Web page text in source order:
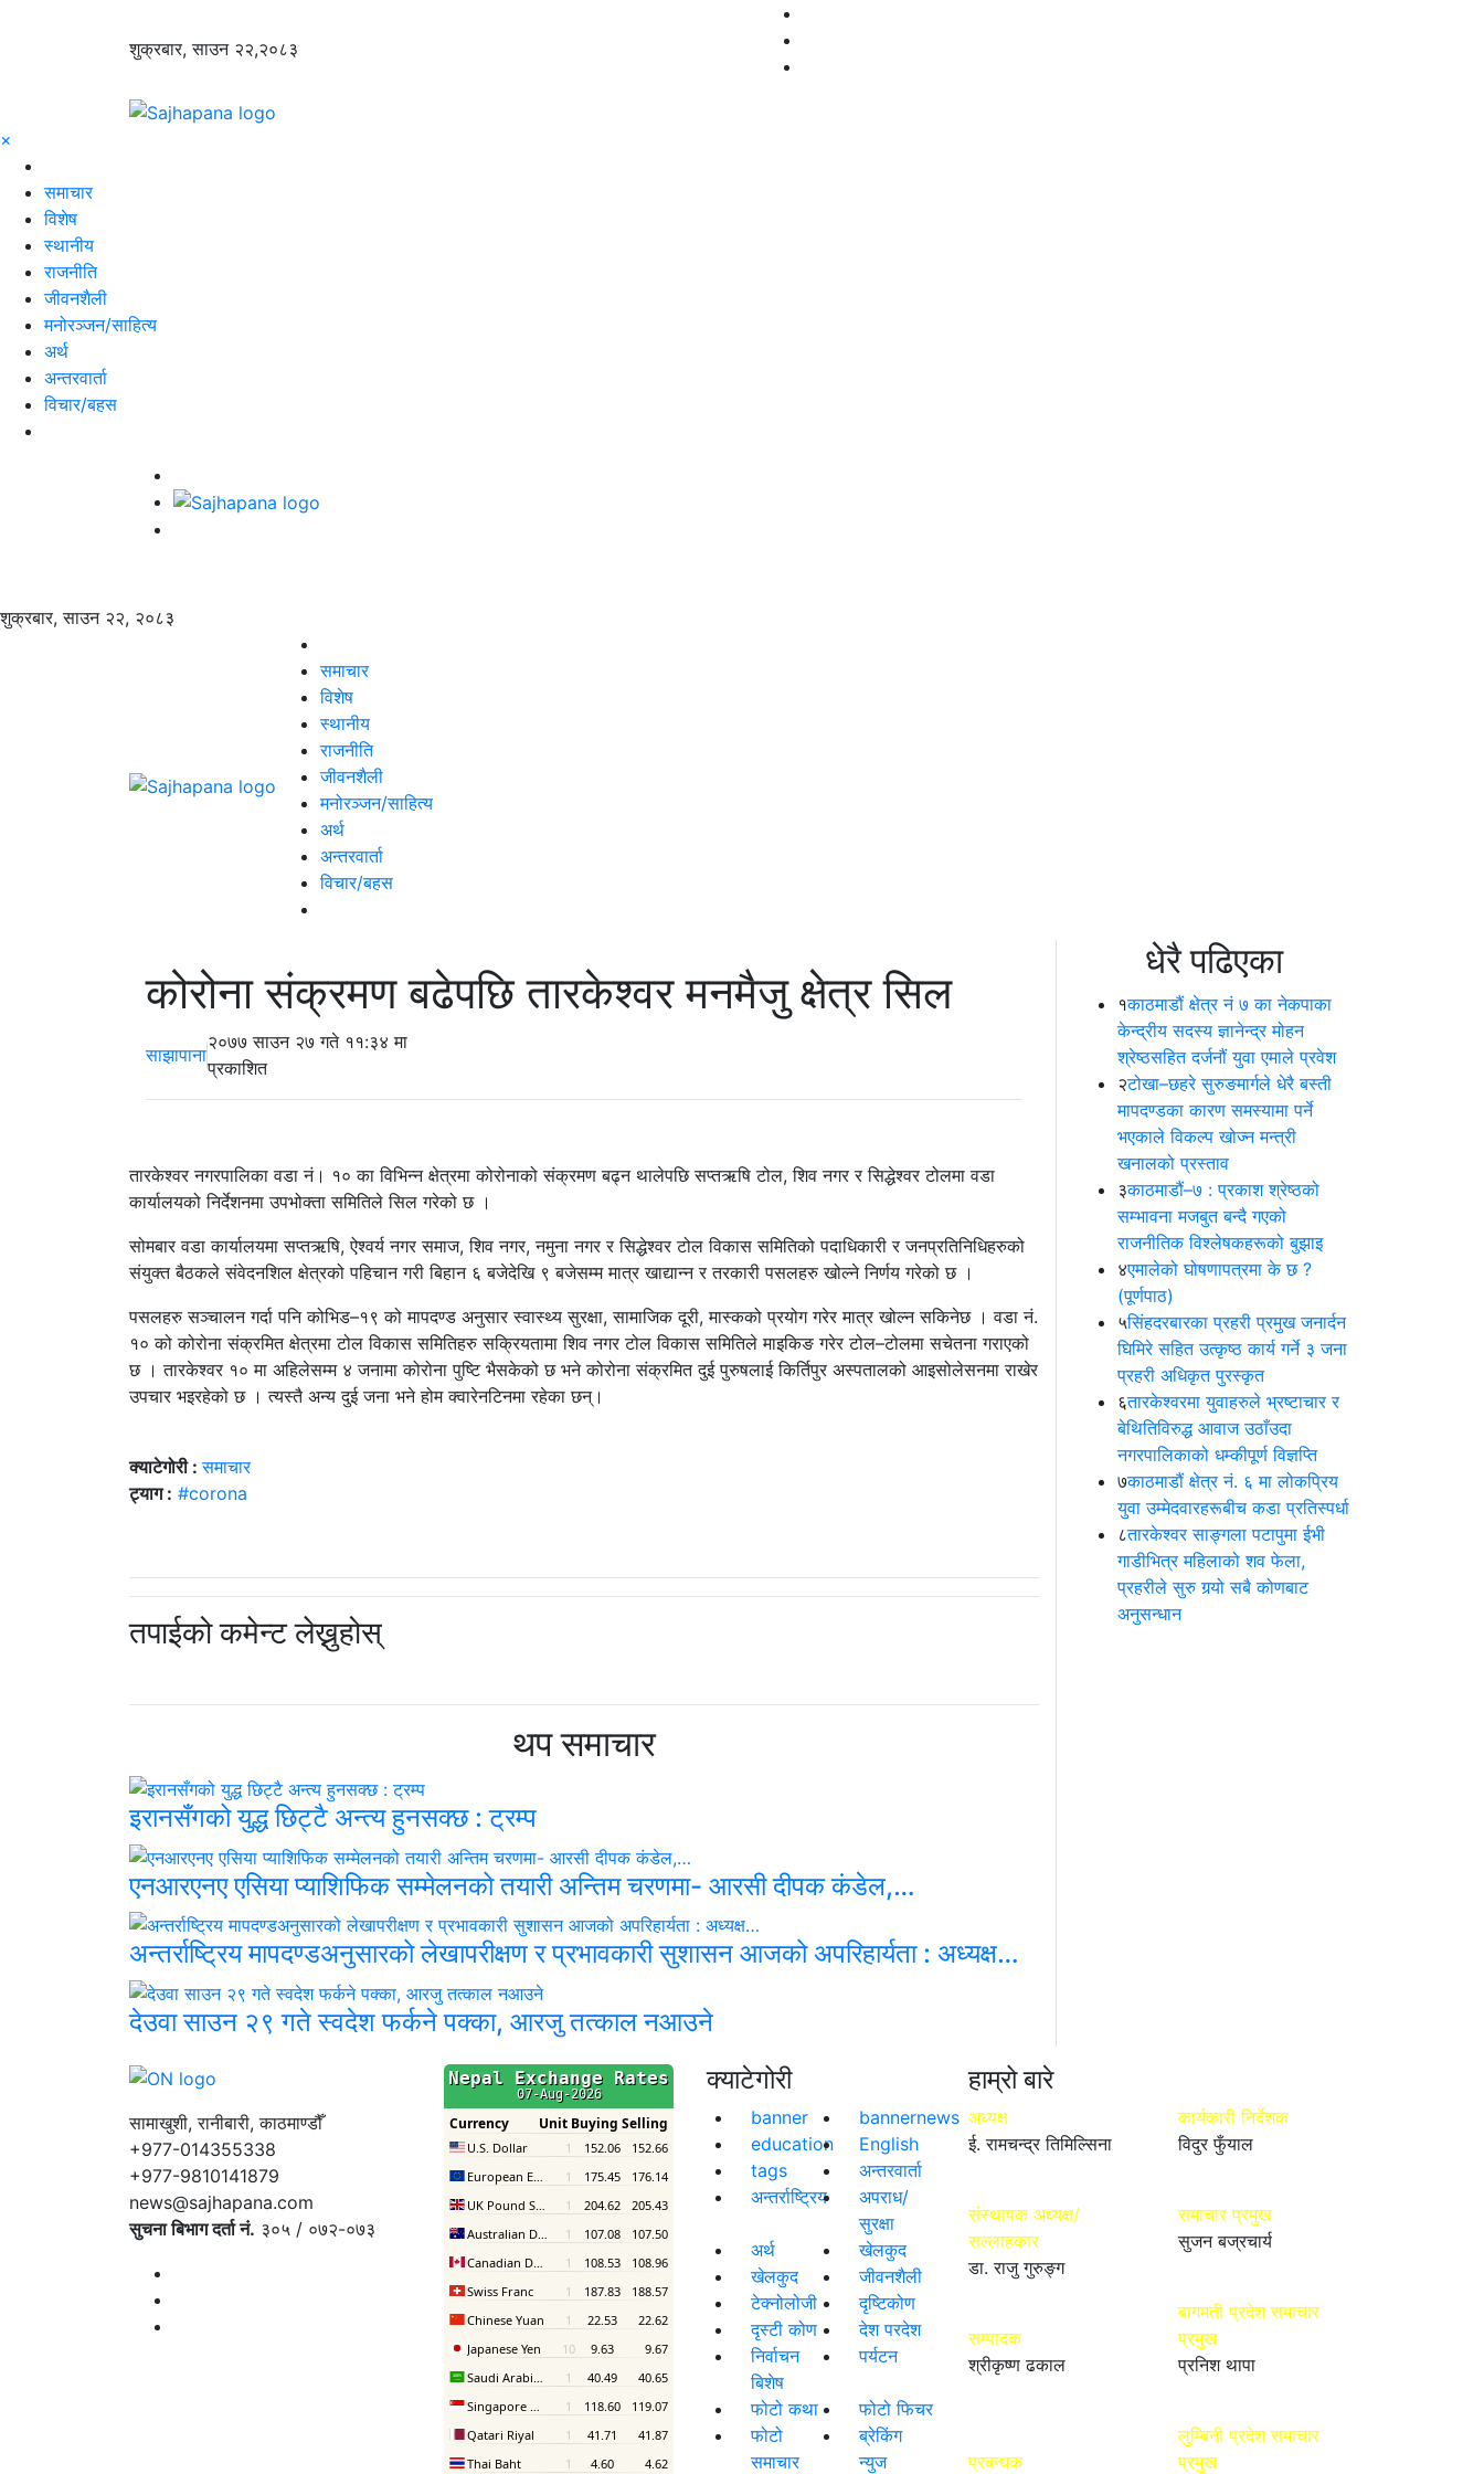
शुक्रबार, साउन २२,२०८३
×
समाचार
विशेष
स्थानीय
राजनीति
जीवनशैली
मनोरञ्जन/साहित्य
अर्थ
अन्तरवार्ता
विचार/बहस
शुक्रबार, साउन २२, २०८३
समाचार
विशेष
स्थानीय
राजनीति
जीवनशैली
मनोरञ्जन/साहित्य
अर्थ
अन्तरवार्ता
विचार/बहस
कोरोना संक्रमण बढेपछि तारकेश्वर मनमैजु क्षेत्र सिल
साझापाना
२०७७ साउन २७ गते ११:३४ मा
प्रकाशित
तारकेश्वर नगरपालिका वडा नं। १० का विभिन्न क्षेत्रमा कोरोनाको संक्रमण बढ्न थालेपछि सप्तऋषि टोल, शिव नगर र सिद्धेश्वर टोलमा वडा
कार्यालयको निर्देशनमा उपभोक्ता समितिले सिल गरेको छ ।
सोमबार वडा कार्यालयमा सप्तऋषि, ऐश्वर्य नगर समाज, शिव नगर, नमुना नगर र सिद्धेश्वर टोल विकास समितिको पदाधिकारी र जनप्रतिनिधिहरुको
संयुक्त बैठकले संवेदनशिल क्षेत्रको पहिचान गरी बिहान ६ बजेदेखि ९ बजेसम्म मात्र खाद्यान्न र तरकारी पसलहरु खोल्ने निर्णय गरेको छ ।
पसलहरु सञ्चालन गर्दा पनि कोभिड–१९ को मापदण्ड अनुसार स्वास्थ्य सुरक्षा, सामाजिक दूरी, मास्कको प्रयोग गरेर मात्र खोल्न सकिनेछ । वडा नं.
१० को कोरोना संक्रमित क्षेत्रमा टोल विकास समितिहरु सक्रियतामा शिव नगर टोल विकास समितिले माइकिङ गरेर टोल–टोलमा सचेतना गराएको
छ । तारकेश्वर १० मा अहिलेसम्म ४ जनामा कोरोना पुष्टि भैसकेको छ भने कोरोना संक्रमित दुई पुरुषलाई किर्तिपुर अस्पतालको आइसोलेसनमा राखेर
उपचार भइरहेको छ । त्यस्तै अन्य दुई जना भने होम क्वारेनटिनमा रहेका छन्।
क्याटेगोरी :समाचार
ट्याग : #corona
तपाईको कमेन्ट लेख्नुहोस्
थप समाचार
इरानसँगको युद्ध छिट्टै अन्त्य हुनसक्छ : ट्रम्प
एनआरएनए एसिया प्याशिफिक सम्मेलनको तयारी अन्तिम चरणमा- आरसी दीपक कंडेल,…
अन्तर्राष्ट्रिय मापदण्डअनुसारको लेखापरीक्षण र प्रभावकारी सुशासन आजको अपरिहार्यता : अध्यक्ष…
देउवा साउन २९ गते स्वदेश फर्कने पक्का, आरजु तत्काल नआउने
धेरै पढिएका
१काठमाडौं क्षेत्र नं ७ का नेकपाका
केन्द्रीय सदस्य ज्ञानेन्द्र मोहन
श्रेष्ठसहित दर्जनौं युवा एमाले प्रवेश
२टोखा–छहरे सुरुङमार्गले धेरै बस्ती
मापदण्डका कारण समस्यामा पर्ने
भएकाले विकल्प खोज्न मन्त्री
खनालको प्रस्ताव
३काठमाडौं–७ : प्रकाश श्रेष्ठको
सम्भावना मजबुत बन्दै गएको
राजनीतिक विश्लेषकहरूको बुझाइ
४एमालेको घोषणापत्रमा के छ ?
(पूर्णपाठ)
५सिंहदरबारका प्रहरी प्रमुख जनार्दन
घिमिरे सहित उत्कृष्ठ कार्य गर्ने ३ जना
प्रहरी अधिकृत पुरस्कृत
६तारकेश्वरमा युवाहरुले भ्रष्टाचार र
बेथितिविरुद्ध आवाज उठाँउदा
नगरपालिकाको धम्कीपूर्ण विज्ञप्ति
७काठमाडौं क्षेत्र नं. ६ मा लोकप्रिय
युवा उम्मेदवारहरूबीच कडा प्रतिस्पर्धा
८तारकेश्वर साङ्गला पटापुमा ईभी
गाडीभित्र महिलाको शव फेला,
प्रहरीले सुरु गर्‍यो सबै कोणबाट
अनुसन्धान
सामाखुशी, रानीबारी, काठमाण्डौँ
+977-014355338
+977-9810141879
news@sajhapana.com
सुचना बिभाग दर्ता नं. ३०५ / ०७२-०७३
क्याटेगोरी
banner
bannernews
education
English
tags
अन्तरवार्ता
अन्तर्राष्ट्रिय
अपराध/
सुरक्षा
अर्थ
खेलकुद
खेलकुद
जीवनशैली
टेक्नोलोजी
दृष्टिकोण
दृस्टी कोण
देश परदेश
निर्वाचन
बिशेष
पर्यटन
फोटो कथा
फोटो फिचर
फोटो
समाचार
ब्रेकिंग
न्युज
हाम्रो बारे
अध्यक्ष
ई. रामचन्द्र तिमिल्सिना
संस्थापक अध्यक्ष/
सल्लाहकार
डा. राजु गुरुङ्ग
सम्पादक
श्रीकृष्ण ढकाल
प्रबन्धक
कार्यकारी निर्देशक
विदुर फुँयाल
समाचार प्रमुख
सुजन बज्रचार्य
बागमती प्रदेश समाचार
प्रमुख
प्रनिश थापा
लुम्बिनी प्रदेश समाचार
प्रमुख